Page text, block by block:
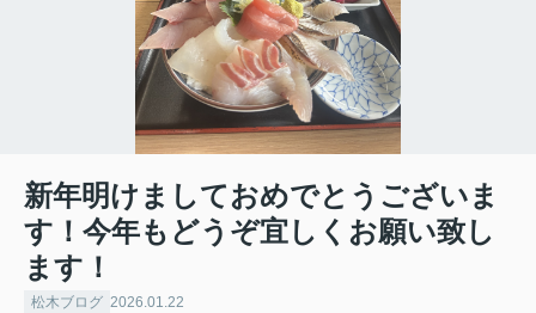
新年明けましておめでとうございま
す！今年もどうぞ宜しくお願い致し
ます！
松木ブログ 2026.01.22